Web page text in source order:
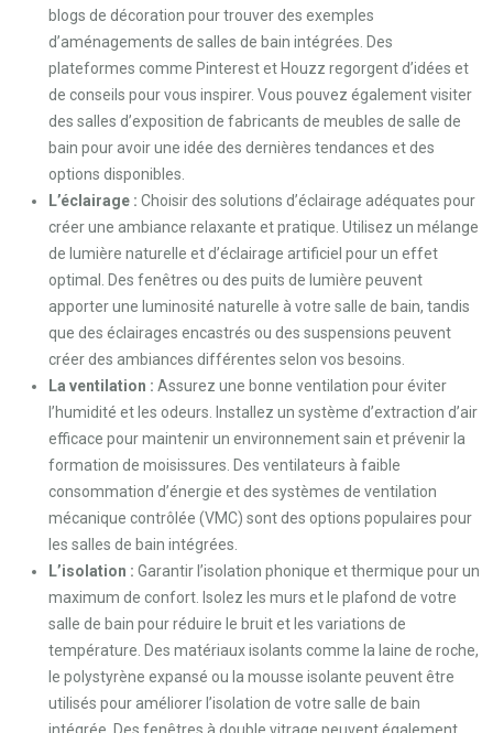
blogs de décoration pour trouver des exemples
d’aménagements de salles de bain intégrées. Des
plateformes comme Pinterest et Houzz regorgent d’idées et
de conseils pour vous inspirer. Vous pouvez également visiter
des salles d’exposition de fabricants de meubles de salle de
bain pour avoir une idée des dernières tendances et des
options disponibles.
L’éclairage : Choisir des solutions d’éclairage adéquates pour
créer une ambiance relaxante et pratique. Utilisez un mélange
de lumière naturelle et d’éclairage artificiel pour un effet
optimal. Des fenêtres ou des puits de lumière peuvent
apporter une luminosité naturelle à votre salle de bain, tandis
que des éclairages encastrés ou des suspensions peuvent
créer des ambiances différentes selon vos besoins.
La ventilation : Assurez une bonne ventilation pour éviter
l’humidité et les odeurs. Installez un système d’extraction d’air
efficace pour maintenir un environnement sain et prévenir la
formation de moisissures. Des ventilateurs à faible
consommation d’énergie et des systèmes de ventilation
mécanique contrôlée (VMC) sont des options populaires pour
les salles de bain intégrées.
L’isolation : Garantir l’isolation phonique et thermique pour un
maximum de confort. Isolez les murs et le plafond de votre
salle de bain pour réduire le bruit et les variations de
température. Des matériaux isolants comme la laine de roche,
le polystyrène expansé ou la mousse isolante peuvent être
utilisés pour améliorer l’isolation de votre salle de bain